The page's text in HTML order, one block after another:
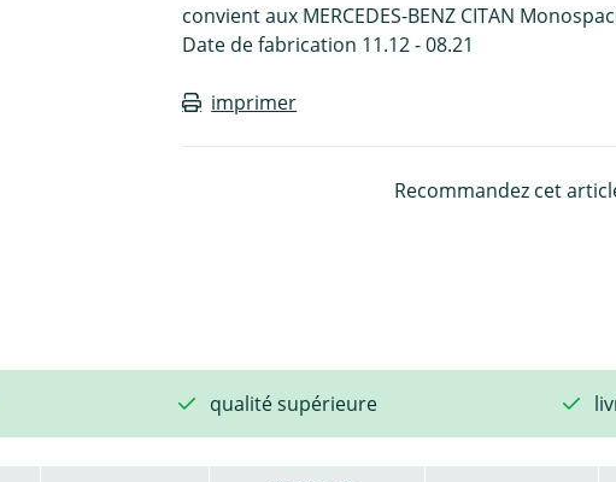
convient aux MERCEDES-BENZ CITAN
Date de fabrication 11.12 - 08.21
imprimer
Recommandez cet
qualité supérieure